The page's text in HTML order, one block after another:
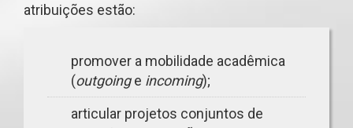
atribuições estão:
promover a mobilidade acadêmica
(outgoinge incoming);
articular projetos conjuntos de